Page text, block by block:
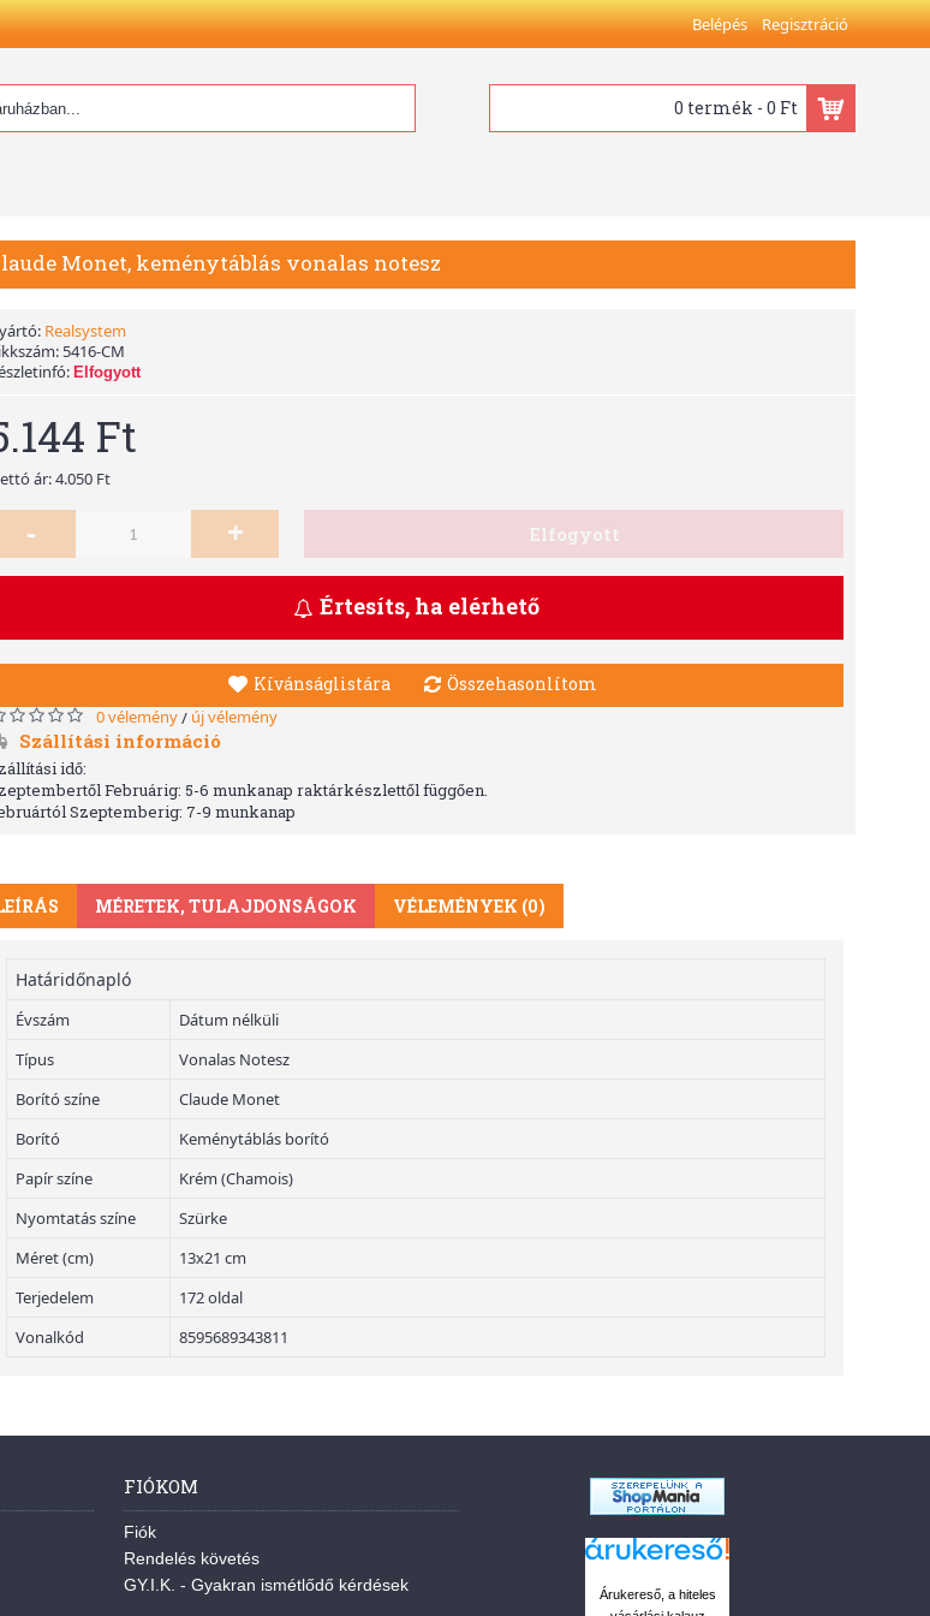
Belépés Regisztráció
0 termék - 0 Ft
Monet, keménytáblás vonalas notesz
Realsystem
5416-CM
Elfogyott
Ft
ár: 4.050 Ft
- + Elfogyott
Értesíts, ha elérhető
Kívánságlistára Összehasonlítom
0 vélemény/ új vélemény
Szállítási információ
idő:
Februárig: 5-6 munkanap raktárkészlettől függően.
Szeptemberig: 7-9 munkanap
MÉRETEK, TULAJDONSÁGOK VÉLEMÉNYEK (0)
Határidőnapló
Évszám
Dátum nélküli
Típus
Vonalas Notesz
Borító színe
Claude Monet
Borító
Keménytáblás borító
Papír színe
Krém (Chamois)
Nyomtatás színe
Szürke
Méret (cm)
13x21 cm
Terjedelem
172 oldal
Vonalkód
8595689343811
FIÓKOM
Fiók
Rendelés követés
GY.I.K. - Gyakran ismétlődő kérdések
Árukereső, a hiteles